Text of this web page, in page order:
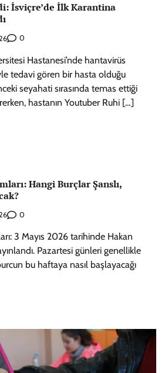
İsviçre’de İlk Karantina
0
Hastanesi’nde hantavirüs
tedavi gören bir hasta olduğu
seyahati sırasında temas ettiği
hastanın Youtuber Ruhi […]
Hangi Burçlar Şanslı,
0
3 Mayıs 2026 tarihinde Hakan
Pazartesi günleri genellikle
bu haftaya nasıl başlayacağı